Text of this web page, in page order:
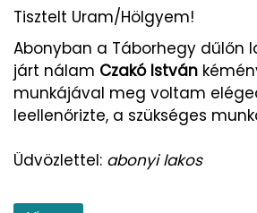
Tisztelt Uram/Hölgyem!
Abonyban a Táborhegy dűlőn
járt nálam Czakó István
munkájával meg voltam
leellenőrizte, a szükséges
Üdvözlettel: abonyi lakos